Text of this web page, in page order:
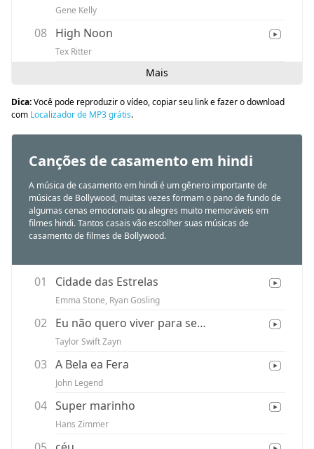
Gene Kelly
08 High Noon
Tex Ritter
Mais
Dica:Você pode reproduzir o vídeo, copiar seu link e fazer o download
com Localizador de MP3 grátis.
Canções de casamento em hindi
A música de casamento em hindi é um gênero importante de
músicas de Bollywood, muitas vezes formam o pano de fundo de
algumas cenas emocionais ou alegres muito memoráveis ​​​​em
filmes hindi. Tantos casais vão escolher suas músicas de
casamento de filmes de Bollywood.
01 Cidade das Estrelas
Emma Stone, Ryan Gosling
02 Eu não quero viver para sempre
Taylor Swift Zayn
03 A Bela ea Fera
John Legend
04 Super marinho
Hans Zimmer